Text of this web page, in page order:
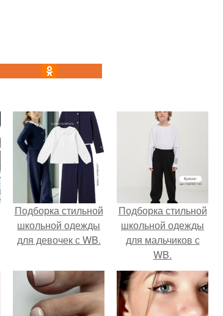
Подборка стильной
школьной одежды
для девочек с WB.
Подборка стильной
школьной одежды
для мальчиков с
WB.